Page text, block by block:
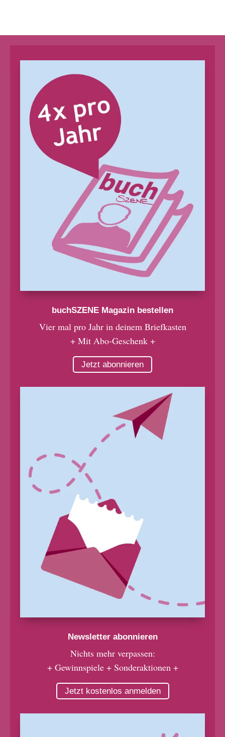
buchSZENE Magazin bestellen
Vier mal pro Jahr in deinem Briefkasten
+ Mit Abo-Geschenk +
Jetzt abonnieren
Newsletter abonnieren
Nichts mehr verpassen:
+ Gewinnspiele + Sonderaktionen +
Jetzt kostenlos anmelden